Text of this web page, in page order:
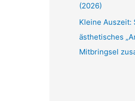
(2026)
Kleine Auszeit:
ästhetisches
Mitbringsel